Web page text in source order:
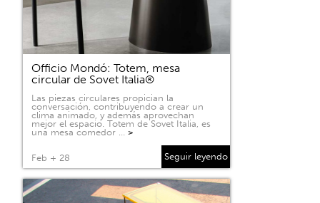
Officio Mondó: Totem, mesa
circular de Sovet Italia®
Las piezas circulares propician la
conversación, contribuyendo a crear un
clima animado, y además aprovechan
mejor el espacio. Totem de Sovet Italia, es
una mesa comedor … >
Feb + 28 Seguir leyendo